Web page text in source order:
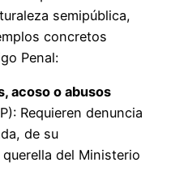
semipública,
concretos
Penal:
acoso o abusos
Requieren denuncia
de su
del Ministerio